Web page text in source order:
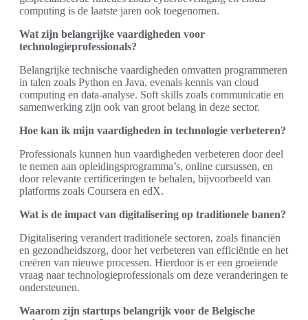
computing is de laatste jaren ook toegenomen.
Wat zijn belangrijke vaardigheden voor
technologieprofessionals?
Belangrijke technische vaardigheden omvatten programmeren
in talen zoals Python en Java, evenals kennis van cloud
computing en data-analyse. Soft skills zoals communicatie en
samenwerking zijn ook van groot belang in deze sector.
Hoe kan ik mijn vaardigheden in technologie verbeteren?
Professionals kunnen hun vaardigheden verbeteren door deel
te nemen aan opleidingsprogramma’s, online cursussen, en
door relevante certificeringen te behalen, bijvoorbeeld van
platforms zoals Coursera en edX.
Wat is de impact van digitalisering op traditionele banen?
Digitalisering verandert traditionele sectoren, zoals financiën
en gezondheidszorg, door het verbeteren van efficiëntie en het
creëren van nieuwe processen. Hierdoor is er een groeiende
vraag naar technologieprofessionals om deze veranderingen te
ondersteunen.
Waarom zijn startups belangrijk voor de Belgische